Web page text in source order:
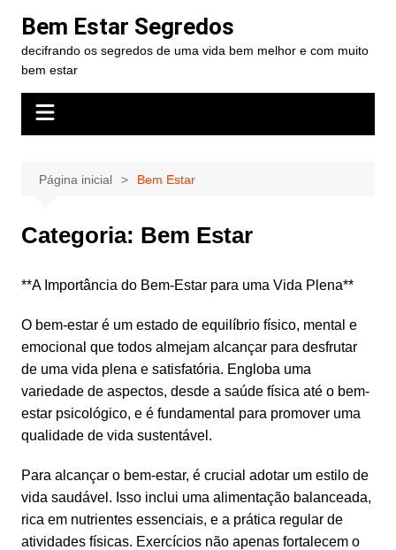
para
conteúdo
Bem Estar Segredos
decifrando os segredos de uma vida bem melhor e com muito
bem estar
Página inicial Bem Estar
Categoria: Bem Estar
**A Importância do Bem-Estar para uma Vida Plena**
O bem-estar é um estado de equilíbrio físico, mental e
emocional que todos almejam alcançar para desfrutar
de uma vida plena e satisfatória. Engloba uma
variedade de aspectos, desde a saúde física até o bem-
estar psicológico, e é fundamental para promover uma
qualidade de vida sustentável.
Para alcançar o bem-estar, é crucial adotar um estilo de
vida saudável. Isso inclui uma alimentação balanceada,
rica em nutrientes essenciais, e a prática regular de
atividades físicas. Exercícios não apenas fortalecem o